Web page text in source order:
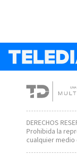
DERECHOS
Prohibida la
cualquier